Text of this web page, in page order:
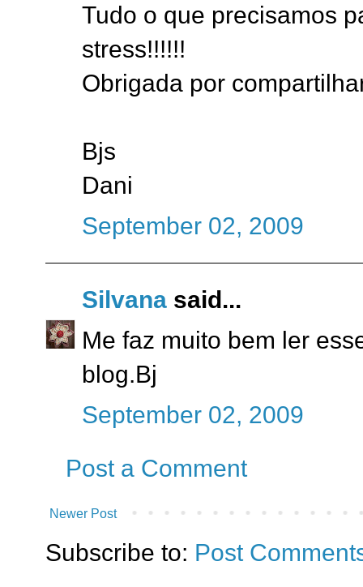
Tudo o que precisamos
stress!!!!!!
Obrigada por
Bjs
Dani
September 02, 2009
Silvana said...
Me faz muito bem ler
blog.Bj
September 02, 2009
Post a Comment
Newer Post
Subscribe to: Post